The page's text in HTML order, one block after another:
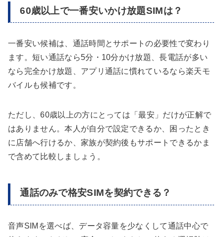
60歳以上で一番安いかけ放題SIMは？
一番安い候補は、通話時間とサポートの必要性で変わり
ます。短い通話なら5分・10分かけ放題、長電話が多い
なら完全かけ放題、アプリ通話に慣れているなら楽天モ
バイルも候補です。
ただし、60歳以上の方にとっては「最安」だけが正解で
はありません。本人が自分で設定できるか、困ったとき
に店舗へ行けるか、家族が契約後もサポートできるかま
で含めて比較しましょう。
通話のみで格安SIMを契約できる？
音声SIMを選べば、データ容量を少なくして通話中心で